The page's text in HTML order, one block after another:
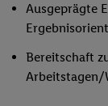
Ausgeprägte
Bereitschaft
Arbeitstagen/